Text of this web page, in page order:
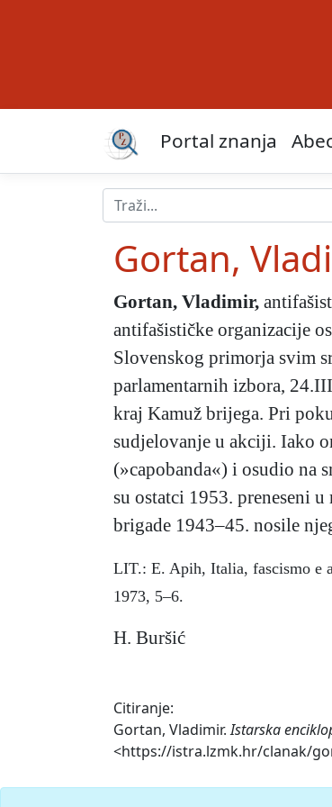
Portal znanja
Gortan,
Gortan, Vladimir,
antifašističke organizacije
Slovenskog primorja svim
parlamentarnih izbora,
kraj Kamuž brijega. Pri
sudjelovanje u akciji. Iako
(»capobanda«) i osudio na
su ostatci 1953. preneseni
brigade 1943–45. nosile
LIT.: E. Apih, Italia, fascismo e
1973, 5–6.
H. Buršić
Citiranje:
Gortan, Vladimir.Istarska
<https://istra.lzmk.hr/clanak/